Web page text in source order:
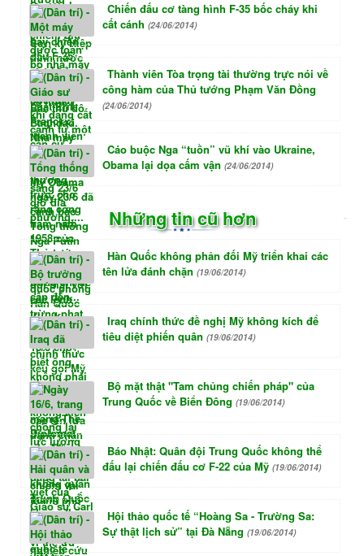
Chiến đấu cơ tàng hình F-35 bốc cháy khi
cất cánh (24/06/2014)
Thành viên Tòa trọng tài thường trực nói về
công hàm của Thủ tướng Phạm Văn Đồng
(24/06/2014)
Cáo buộc Nga “tuồn” vũ khí vào Ukraine,
Obama lại dọa cấm vận (24/06/2014)
Những tin cũ hơn
Hàn Quốc không phản đối Mỹ triển khai các
tên lửa đánh chặn (19/06/2014)
Iraq chính thức đề nghị Mỹ không kích để
tiêu diệt phiến quân (19/06/2014)
Bộ mặt thật "Tam chủng chiến pháp" của
Trung Quốc về Biển Đông (19/06/2014)
Báo Nhật: Quân đội Trung Quốc không thể
đấu lại chiến đấu cơ F-22 của Mỹ (19/06/2014)
Hội thảo quốc tế “Hoàng Sa - Trường Sa:
Sự thật lịch sử” tại Đà Nẵng (19/06/2014)